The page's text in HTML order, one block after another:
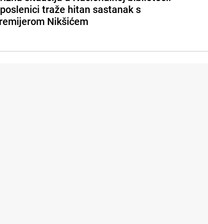
traže hitan sastanak s
Nikšićem